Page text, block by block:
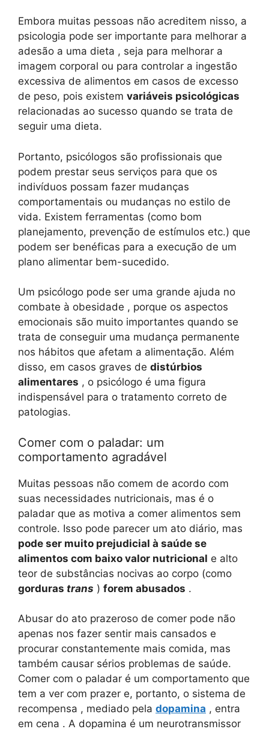
Embora muitas pessoas não acreditem nisso, a
psicologia pode ser importante para melhorar a
adesão a uma dieta , seja para melhorar a
imagem corporal ou para controlar a ingestão
excessiva de alimentos em casos de excesso
de peso, pois existem variáveis ​​psicológicas
relacionadas ao sucesso quando se trata de
seguir uma dieta.
Portanto, psicólogos são profissionais que
podem prestar seus serviços para que os
indivíduos possam fazer mudanças
comportamentais ou mudanças no estilo de
vida. Existem ferramentas (como bom
planejamento, prevenção de estímulos etc.) que
podem ser benéficas para a execução de um
plano alimentar bem-sucedido.
Um psicólogo pode ser uma grande ajuda no
combate à obesidade , porque os aspectos
emocionais são muito importantes quando se
trata de conseguir uma mudança permanente
nos hábitos que afetam a alimentação. Além
disso, em casos graves de distúrbios
alimentares , o psicólogo é uma figura
indispensável para o tratamento correto de
patologias.
Comer com o paladar: um
comportamento agradável
Muitas pessoas não comem de acordo com
suas necessidades nutricionais, mas é o
paladar que as motiva a comer alimentos sem
controle. Isso pode parecer um ato diário, mas
pode ser muito prejudicial à saúde se
alimentos com baixo valor nutricional e alto
teor de substâncias nocivas ao corpo (como
gorduras trans ) forem abusados .
Abusar do ato prazeroso de comer pode não
apenas nos fazer sentir mais cansados ​​e
procurar constantemente mais comida, mas
também causar sérios problemas de saúde.
Comer com o paladar é um comportamento que
tem a ver com prazer e, portanto, o sistema de
recompensa , mediado pela dopamina , entra
em cena . A dopamina é um neurotransmissor